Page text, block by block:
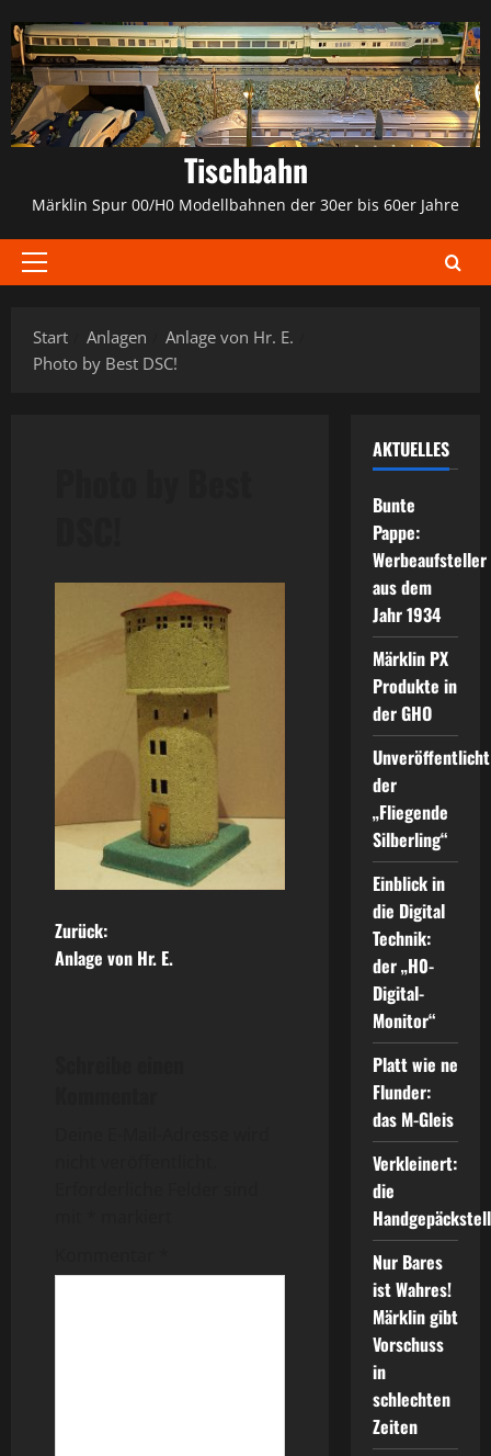
Inhalt
springen
Tischbahn
Märklin Spur 00/H0 Modellbahnen der 30er bis 60er Jahre
Primäres
Start
Anlagen
Anlage von Hr. E.
Photo by Best DSC!
B
Zurück:
Anlage von Hr. E.
AKTUELLES
Bunte
Pappe:
Werbeaufsteller
aus dem
Jahr 1934
Märklin PX
Produkte in
der GHO
der
„Fliegende
Silberling“
Einblick in
die Digital
Technik:
der „H0-
Digital-
Monitor“
Platt wie ne
Flunder:
das M-Gleis
Verkleinert:
die
Nur Bares
ist Wahres!
Märklin gibt
Vorschuss
in
schlechten
Zeiten